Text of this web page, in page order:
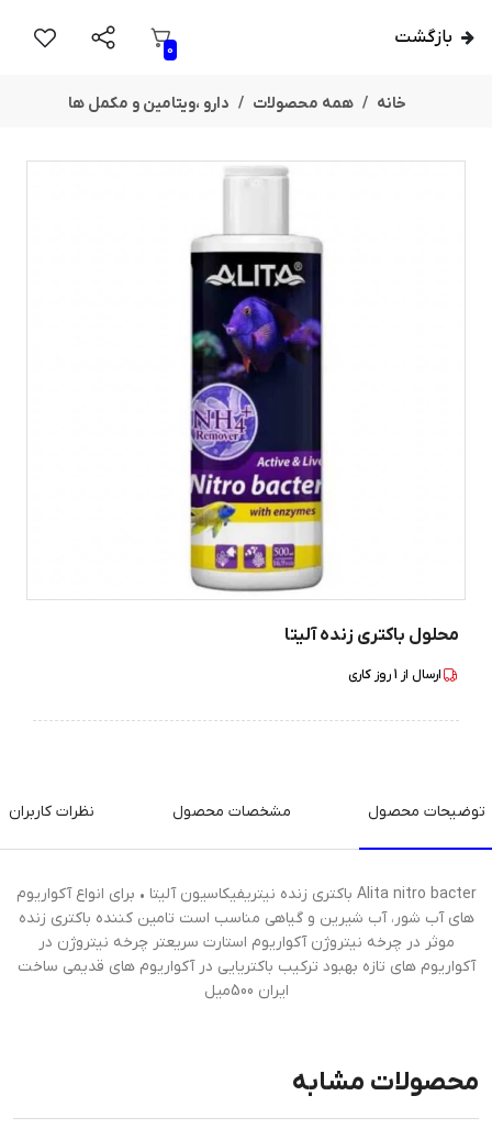
بازگشت
0
خانه همه محصولات دارو ،ویتامین و مکمل ها
محلول باکتری زنده آلیتا
ارسال از 1روز کاری
توضیحات محصول مشخصات محصول نظرات کاربران
Alita nitro bacter باکتری زنده نیتریفیکاسیون آلیتا • برای انواع آکواریوم
های آب شور، آب شیرین و گیاهی مناسب است تامین کننده باکتری زنده
موثر در چرخه نیتروژن آکواریوم استارت سریعتر چرخه نیتروژن در
آکواریوم های تازه بهبود ترکیب باکتریایی در آکواریوم های قدیمی ساخت
ایران 500میل
محصولات مشابه